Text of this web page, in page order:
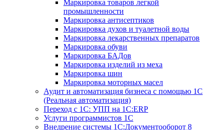
Маркировка товаров легкой
промышленности
Маркировка антисептиков
Маркировка духов и туалетной воды
Маркировка лекарственных препаратов
Маркировка обуви
Маркировка БАДов
Маркировка изделий из меха
Маркировка шин
Маркировка моторных масел
Аудит и автоматизация бизнеса с помощью 1С
(Реальная автоматизация)
Переход с 1С: УПП на 1С:ERP
Услуги программистов 1С
Внедрение системы 1С:Документооборот 8